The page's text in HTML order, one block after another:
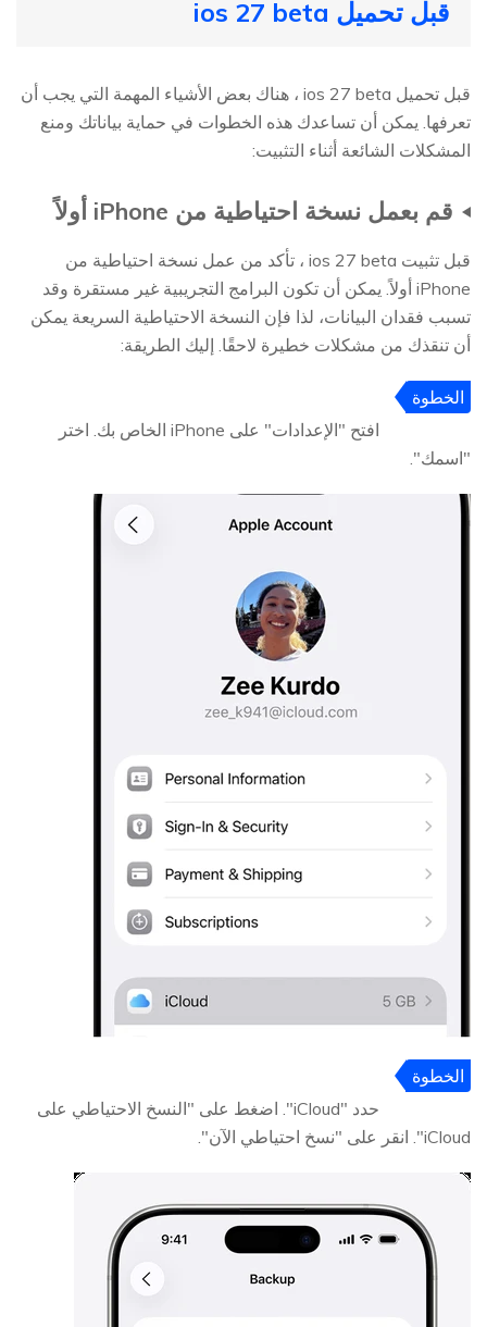
قبل تحميل ios 27 beta
قبل تحميل ios 27 beta ، هناك بعض الأشياء المهمة التي يجب أن
تعرفها. يمكن أن تساعدك هذه الخطوات في حماية بياناتك ومنع
المشكلات الشائعة أثناء التثبيت:
قم بعمل نسخة احتياطية من iPhone أولاً
قبل تثبيت ios 27 beta ، تأكد من عمل نسخة احتياطية من
iPhone أولاً. يمكن أن تكون البرامج التجريبية غير مستقرة وقد
تسبب فقدان البيانات، لذا فإن النسخة الاحتياطية السريعة يمكن
أن تنقذك من مشكلات خطيرة لاحقًا. إليك الطريقة:
الخطوة
افتح "الإعدادات" على iPhone الخاص بك. اختر
"اسمك".
الخطوة
حدد "iCloud". اضغط على "النسخ الاحتياطي على
iCloud". انقر على "نسخ احتياطي الآن".